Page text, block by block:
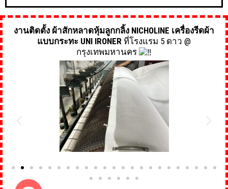
งานติดตั้ง ผ้าสักหลาดหุ้มลูกกลิ้ง NICHOLINE เครื่องรีดผ้า
แบบกระทะ UNI IRONER ที่โรงแรม 5 ดาว @
กรุงเทพมหานคร